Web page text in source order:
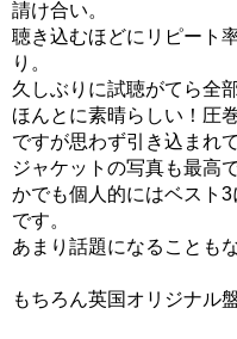
請け合い。
聴き込むほどにリピート
り。
久しぶりに試聴がてら全
ほんとに素晴らしい！圧
ですが思わず引き込まれ
ジャケットの写真も最高
かでも個人的にはベスト
です。
あまり話題になることも
もちろん英国オリジナル